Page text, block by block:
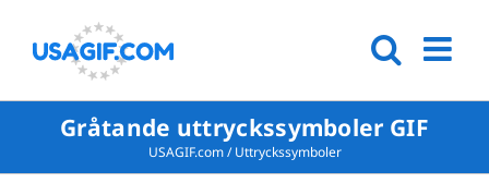
Gråtande uttryckssymboler GIF
USAGIF.com/Uttryckssymboler